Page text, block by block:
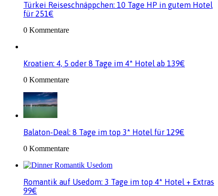
Türkei Reiseschnäppchen: 10 Tage HP in gutem Hotel
für 251€
0 Kommentare
Kroatien: 4, 5 oder 8 Tage im 4* Hotel ab 139€
0 Kommentare
Balaton-Deal: 8 Tage im top 3* Hotel für 129€
0 Kommentare
Romantik auf Usedom: 3 Tage im top 4* Hotel + Extras
99€